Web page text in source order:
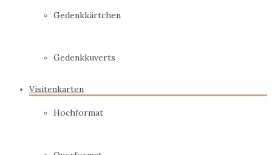
Gedenkkärtchen
Gedenkkuverts
Visitenkarten
Hochformat